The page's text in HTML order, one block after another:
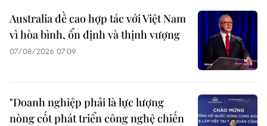
Australia đề cao hợp tác với Việt Nam
vì hòa bình, ổn định và thịnh vượng
07/08/2026 07:09
"Doanh nghiệp phải là lực lượng
nòng cốt phát triển công nghệ chiến